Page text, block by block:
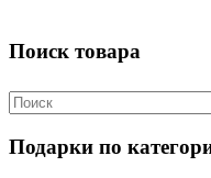
Поиск товара
Подарки по